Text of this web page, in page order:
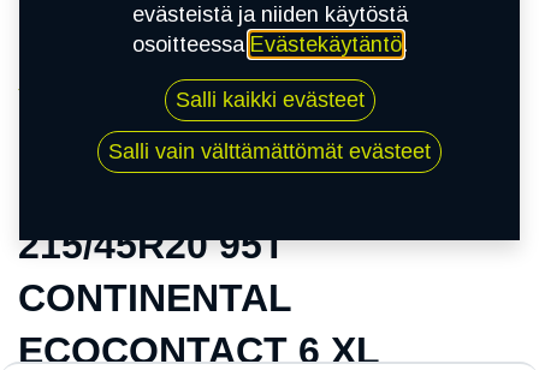
215/45R20 95T CONTINENTAL ECOCONTACT
6 XL (+)|EVC CS
215/45R20 95T
CONTINENTAL
ECOCONTACT 6 XL
evästeistä ja niiden käytöstä
osoitteessa Evästekäytäntö.
Salli kaikki evästeet
Salli vain välttämättömät evästeet